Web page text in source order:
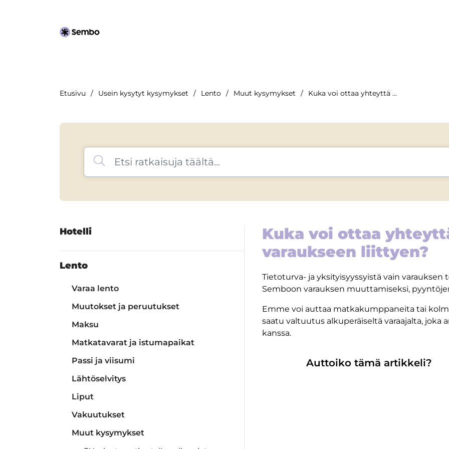
Etusivu Usein kysytyt kysymykset Lento Muut kysymykset Kuka voi ottaa yhteyttä Semboon varaukseen liittyen?
Hotelli
Lento
Varaa lento
Muutokset ja peruutukset
Maksu
Matkatavarat ja istumapaikat
Passi ja viisumi
Lähtöselvitys
Liput
Vakuutukset
Muut kysymykset
Kuka voi ottaa
varaukseen liittyen?
Tietoturva- ja yksityisyyssyistä vain
Semboon varauksen muuttamiseksi,
Emme voi auttaa matkakumppaneita tai
saatu valtuutus alkuperäiseltä varaajalta, joka
kanssa.
Auttoiko tämä artikkeli?